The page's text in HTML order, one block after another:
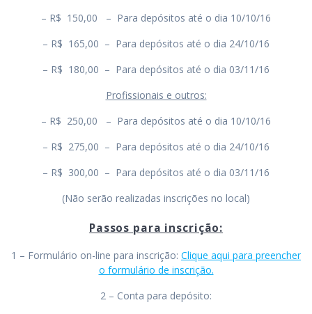
– R$ 150,00 – Para depósitos até o dia 10/10/16
– R$ 165,00 – Para depósitos até o dia 24/10/16
– R$ 180,00 – Para depósitos até o dia 03/11/16
Profissionais e outros:
– R$ 250,00 – Para depósitos até o dia 10/10/16
– R$ 275,00 – Para depósitos até o dia 24/10/16
– R$ 300,00 – Para depósitos até o dia 03/11/16
(Não serão realizadas inscrições no local)
Passos para inscrição:
1 – Formulário on-line para inscrição: Clique aqui para preencher
o formulário de inscrição.
2 – Conta para depósito: